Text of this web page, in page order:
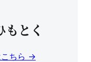
とく
こちら →